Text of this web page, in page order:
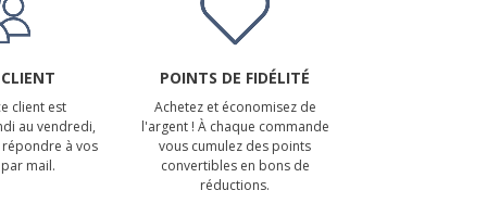
client est
au vendredi,
à vos
mail.
POINTS DE FIDÉLITÉ
Achetez et économisez de
l'argent ! À chaque commande
vous cumulez des points
convertibles en bons de
réductions.